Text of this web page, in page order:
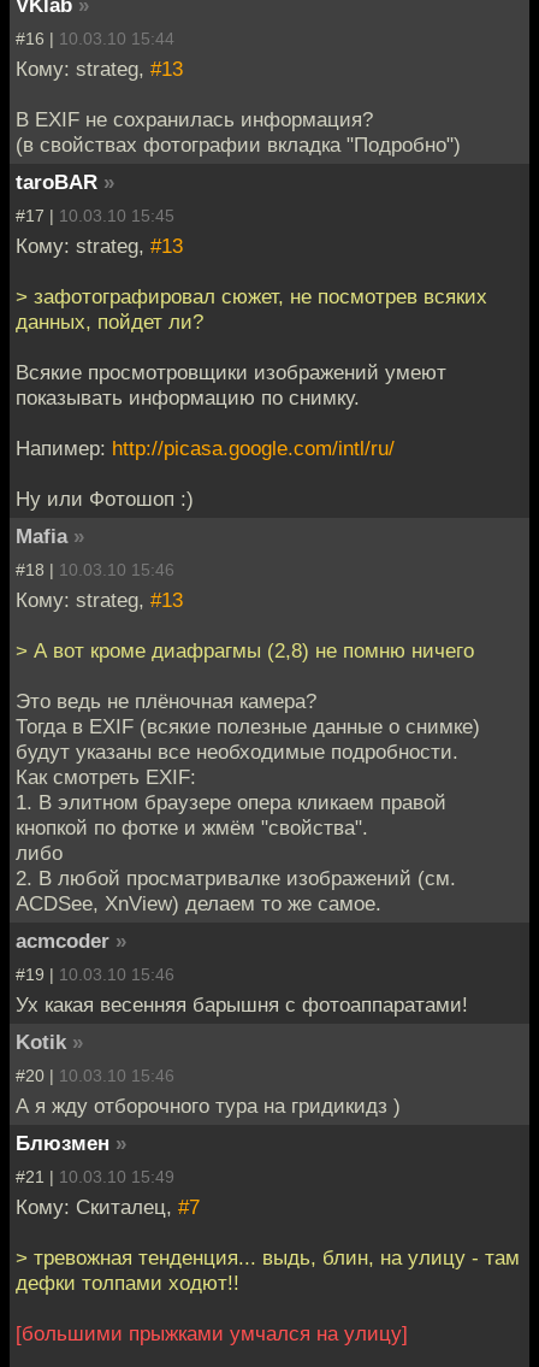
VKlab »
#16 | 10.03.10 15:44
Кому: strateg, #13
В EXIF не сохранилась информация?
(в свойствах фотографии вкладка "Подробно")
taroBAR »
#17 | 10.03.10 15:45
Кому: strateg, #13
> зафотографировал сюжет, не посмотрев всяких
данных, пойдет ли?
Всякие просмотровщики изображений умеют
показывать информацию по снимку.
Напимер: http://picasa.google.com/intl/ru/
Ну или Фотошоп :)
Mafia »
#18 | 10.03.10 15:46
Кому: strateg, #13
> А вот кроме диафрагмы (2,8) не помню ничего
Это ведь не плёночная камера?
Тогда в EXIF (всякие полезные данные о снимке)
будут указаны все необходимые подробности.
Как смотреть EXIF:
1. В элитном браузере опера кликаем правой
кнопкой по фотке и жмём "свойства".
либо
2. В любой просматривалке изображений (см.
ACDSee, XnView) делаем то же самое.
acmcoder »
#19 | 10.03.10 15:46
Ух какая весенняя барышня с фотоаппаратами!
Kotik »
#20 | 10.03.10 15:46
А я жду отборочного тура на гридикидз )
Блюзмен »
#21 | 10.03.10 15:49
Кому: Скиталец, #7
> тревожная тенденция... выдь, блин, на улицу - там
дефки толпами ходют!!
[большими прыжками умчался на улицу]